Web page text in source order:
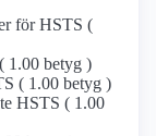
för HSTS (
1.00 betyg )
( 1.00 betyg )
HSTS ( 1.00